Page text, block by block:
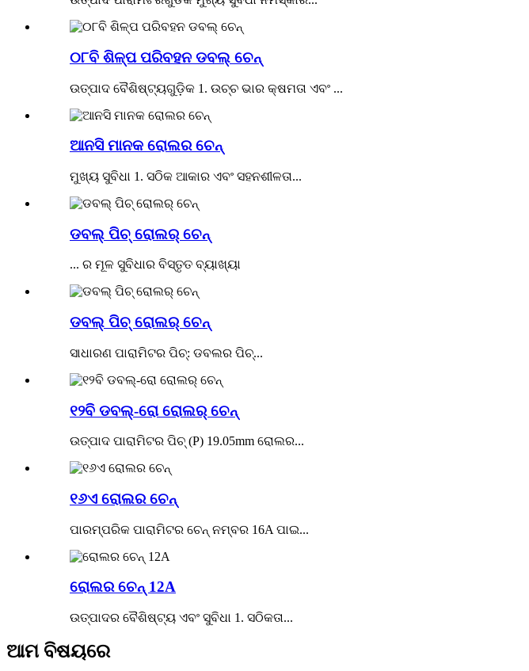
୦୮ବି ଶିଳ୍ପ ପରିବହନ ଡବଲ୍ ଚେନ୍
ଉତ୍ପାଦ ବୈଶିଷ୍ଟ୍ୟଗୁଡ଼ିକ 1. ଉଚ୍ଚ ଭାର କ୍ଷମତା ଏବଂ ...
ଆନସି ମାନକ ରୋଲର ଚେନ୍
ମୁଖ୍ୟ ସୁବିଧା 1. ସଠିକ ଆକାର ଏବଂ ସହନଶୀଳତା...
ଡବଲ୍ ପିଚ୍ ରୋଲର୍ ଚେନ୍
... ର ମୂଳ ସୁବିଧାର ବିସ୍ତୃତ ବ୍ୟାଖ୍ୟା
ଡବଲ୍ ପିଚ୍ ରୋଲର୍ ଚେନ୍
ସାଧାରଣ ପାରାମିଟର ପିଚ୍: ଡବଲର ପିଚ୍...
୧୨ବି ଡବଲ୍-ରୋ ରୋଲର୍ ଚେନ୍
ଉତ୍ପାଦ ପାରାମିଟର ପିଚ୍ (P) 19.05mm ରୋଲର...
୧୬ଏ ରୋଲର ଚେନ୍
ପାରମ୍ପରିକ ପାରାମିଟର ଚେନ୍ ନମ୍ବର 16A ପାଇ...
ରୋଲର ଚେନ୍ 12A
ଉତ୍ପାଦର ବୈଶିଷ୍ଟ୍ୟ ଏବଂ ସୁବିଧା 1. ସଠିକତା...
ଆମ ବିଷୟରେ